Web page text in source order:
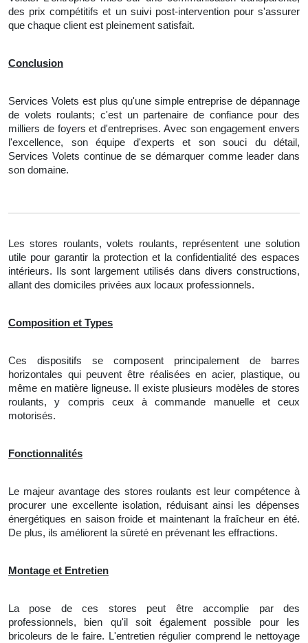
des prix compétitifs et un suivi post-intervention pour s'assurer
que chaque client est pleinement satisfait.
Conclusion
Services Volets est plus qu'une simple entreprise de dépannage
de volets roulants; c'est un partenaire de confiance pour des
milliers de foyers et d'entreprises. Avec son engagement envers
l'excellence, son équipe d'experts et son souci du détail,
Services Volets continue de se démarquer comme leader dans
son domaine.
Les stores roulants, volets roulants, représentent une solution
utile pour garantir la protection et la confidentialité des espaces
intérieurs. Ils sont largement utilisés dans divers constructions,
allant des domiciles privées aux locaux professionnels.
Composition et Types
Ces dispositifs se composent principalement de barres
horizontales qui peuvent être réalisées en acier, plastique, ou
même en matière ligneuse. Il existe plusieurs modèles de stores
roulants, y compris ceux à commande manuelle et ceux
motorisés.
Fonctionnalités
Le majeur avantage des stores roulants est leur compétence à
procurer une excellente isolation, réduisant ainsi les dépenses
énergétiques en saison froide et maintenant la fraîcheur en été.
De plus, ils améliorent la sûreté en prévenant les effractions.
Montage et Entretien
La pose de ces stores peut être accomplie par des
professionnels, bien qu'il soit également possible pour les
bricoleurs de le faire.
L'entretien régulier comprend le nettoyage